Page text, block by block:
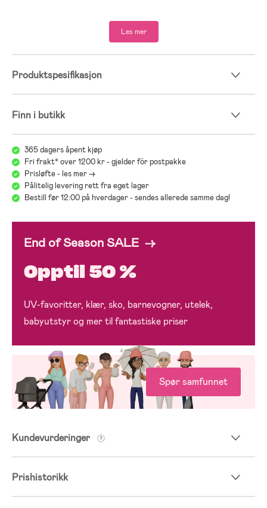
Les mer
Produktspesifikasjon
Finn i butikk
365 dagers åpent kjøp
Fri frakt* over 1200 kr - gjelder för postpakke
Prisløfte - les mer ->
Pålitelig levering rett fra eget lager
Bestill før 12:00 på hverdager - sendes allerede samme dag!
End of Season SALE →
Opptil 50 %
UV-favoritter, klær, sko, barnevogner, utelek,
babyutstyr og mer til fantastiske priser
Spør samfunnet
Kundevurderinger
Prishistorikk